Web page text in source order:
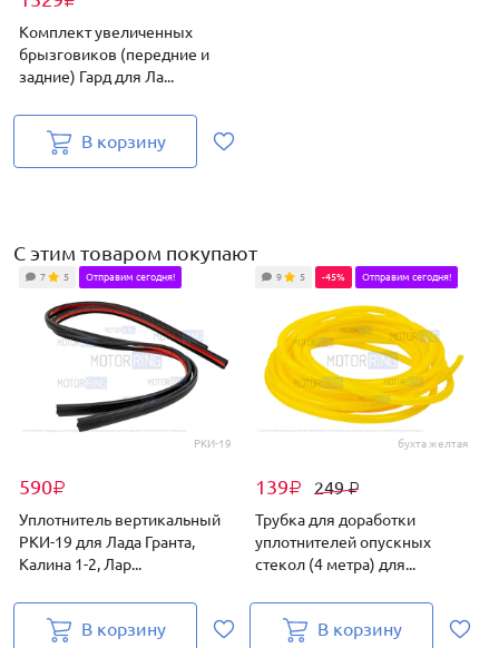
Комплект увеличенных
брызговиков (передние и
задние) Гард для Ла...
В корзину
С этим товаром покупают
РКИ-19
590₽
7 5 Отправим сегодня!
Уплотнитель вертикальный
РКИ-19 для Лада Гранта,
Калина 1-2, Лар...
В корзину
бухта желтая
139₽ 249₽
9 5 -45% Отправим сегодня!
Трубка для доработки
уплотнителей опускных
стекол (4 метра) для...
В корзину